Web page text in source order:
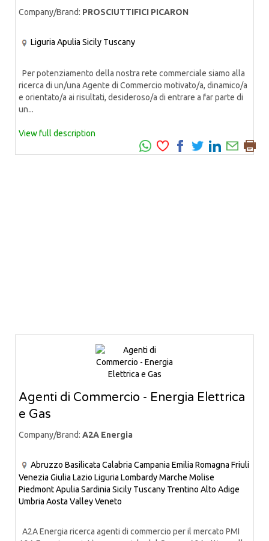
Company/Brand: PROSCIUTTIFICI PICARON
Liguria Apulia Sicily Tuscany
Per potenziamento della nostra rete commerciale siamo alla
ricerca di un/una Agente di Commercio motivato/a, dinamico/a
e orientato/a ai risultati, desideroso/a di entrare a far parte di
un...
View full description
Agenti di Commercio - Energia Elettrica
e Gas
Company/Brand: A2A Energia
Abruzzo Basilicata Calabria Campania Emilia Romagna Friuli
Venezia Giulia Lazio Liguria LombardyMarche Molise
PiedmontApulia Sardinia Sicily Tuscany Trentino Alto Adige
Umbria Aosta ValleyVeneto
A2A Energia ricerca agenti di commercio per il mercato PMI